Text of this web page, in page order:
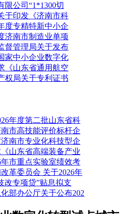
限公司“1*1300切
于印发《济南市科
度专精特新中小企
济南市制造业单项
督管理局关于发布
家中小企业数字化
《山东省通用航空
权局关于专利证书
年度第二批山东省科
市高技能评价标杆企
南市专业化科技型企
山东省高端装备产业
市重点实验室绩效考
革委员会 关于2026年
改专项贷”贴息拟支
部办公厅关于公布202